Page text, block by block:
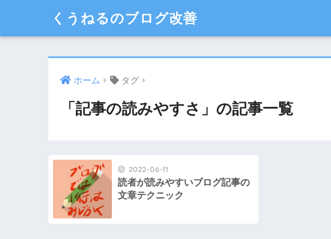
くうねるのブログ改善
ホーム タグ
「記事の読みやすさ」の記事一覧
2022-06-11
読者が読みやすいブログ記事の
文章テクニック